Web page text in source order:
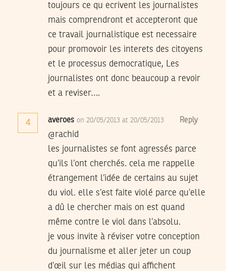
toujours ce qu ecrivent les journalistes
mais comprendront et accepteront que
ce travail journalistique est necessaire
pour promovoir les interets des citoyens
et le processus democratique, Les
journalistes ont donc beaucoup a revoir
et a reviser….
4 averoes on 20/05/2013 at 20/05/2013 Reply
@rachid
les journalistes se font agressés parce
qu’ils l’ont cherchés. cela me rappelle
étrangement l’idée de certains au sujet
du viol. elle s’est faite violé parce qu’elle
a dû le chercher mais on est quand
même contre le viol dans l’absolu.
je vous invite à réviser votre conception
du journalisme et aller jeter un coup
d’œil sur les médias qui affichent